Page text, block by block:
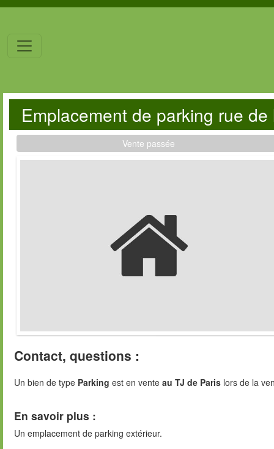
Emplacement de parking rue
Vente passée
Contact, questions :
Un bien de type Parking est en vente au TJ de Paris lors de la
En savoir plus :
Un emplacement de parking extérieur.